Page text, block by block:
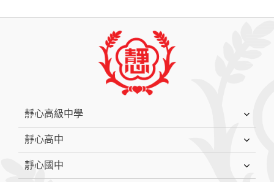
靜心高級中學
靜心高中
靜心國中